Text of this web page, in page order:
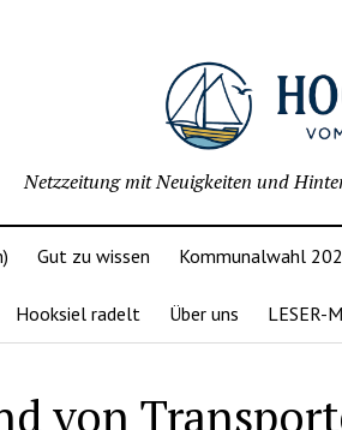
Netzzeitung mit Neuigkeiten und
Gut zu wissen Kommunalwahl
Hooksiel radelt Über uns LESER-
von